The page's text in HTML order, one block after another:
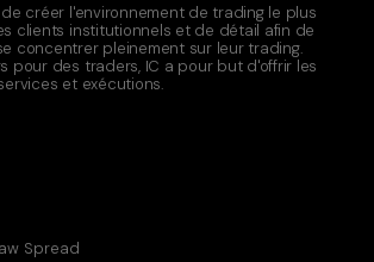
créer l'environnement de trading le plus
clients institutionnels et de détail afin de
concentrer pleinement sur leur trading.
pour des traders, IC a pour but d'offrir les
et exécutions.
Spread